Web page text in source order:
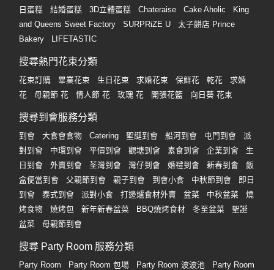
日蛋糕
結婚蛋糕 3D立體蛋糕 Chateraise Cake Aholic
King
and Queens Sweet Factory
SURPRiZE U
太子餅店 Prince
Bakery
LIFETASTIC
搜尋熱門花束分類
花束訂購 畢業花束 生日花束 求婚花束 保鮮花 乾花
求婚
花
母親節 花 情人節 花 玫瑰 花 開張花籃 向日葵 花束
搜尋到會服務分類
到會 大食會食物 Catering 聖誕到會 船河到會 屯門到會
派
對到會
中環到會 平價到會 觀塘到會 素食到會 企業到會
生
日到會
外賣到會 荃灣到會 灣仔到會 婚禮到會 新春到會
飯
盒便當到會
父親節到會 親子到會 到會小食 中秋節到會
即日
到會
泰式到會 派對小食 打邊爐食材外賣 盆菜 中秋盆菜
燒
烤食物
燒烤包 新年新春盆菜 BBQ燒烤食材 冬至盆菜
聖誕
盆菜
母親節到會
搜尋 Party Room 服務分類
Party Room Party Room 包場 Party Room 波波池
Party Room